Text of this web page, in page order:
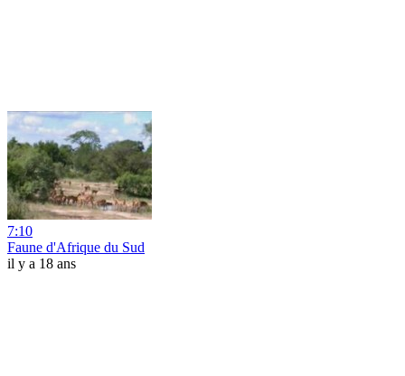
7:10
Faune d'Afrique du Sud
il y a 18 ans